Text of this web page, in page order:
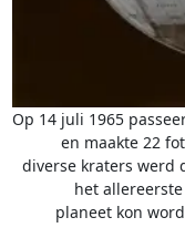
Op 14 juli 1965
en maakte 22
diverse kraters werd
het
planeet kon